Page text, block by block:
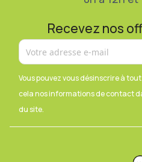
Recevez nos
Vous pouvez vous désinscrire à
cela nos informations de contact
du site.